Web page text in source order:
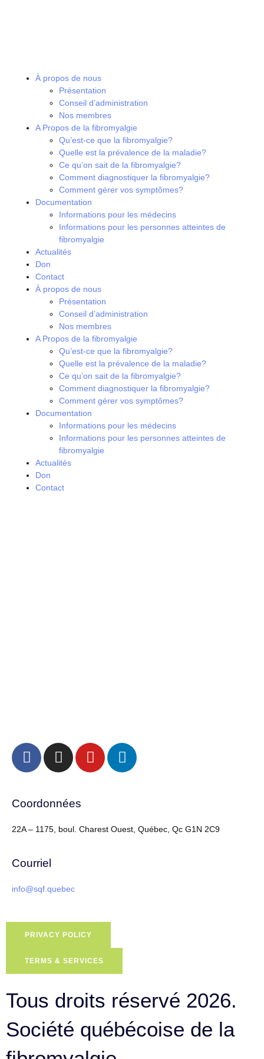
À propos de nous
Présentation
Conseil d’administration
Nos membres
A Propos de la fibromyalgie
Qu’est-ce que la fibromyalgie?
Quelle est la prévalence de la maladie?
Ce qu’on sait de la fibromyalgie?
Comment diagnostiquer la fibromyalgie?
Comment gérer vos symptômes?
Documentation
Informations pour les médecins
Informations pour les personnes atteintes de
fibromyalgie
Actualités
Don
Contact
À propos de nous
Présentation
Conseil d’administration
Nos membres
A Propos de la fibromyalgie
Qu’est-ce que la fibromyalgie?
Quelle est la prévalence de la maladie?
Ce qu’on sait de la fibromyalgie?
Comment diagnostiquer la fibromyalgie?
Comment gérer vos symptômes?
Documentation
Informations pour les médecins
Informations pour les personnes atteintes de
fibromyalgie
Actualités
Don
Contact
Coordonnées
22A – 1175, boul. Charest Ouest, Québec, Qc G1N 2C9
Courriel
info@sqf.quebec
Tous droits réservé 2026.
Société québécoise de la
PRIVACY POLICY
TERMS & SERVICES